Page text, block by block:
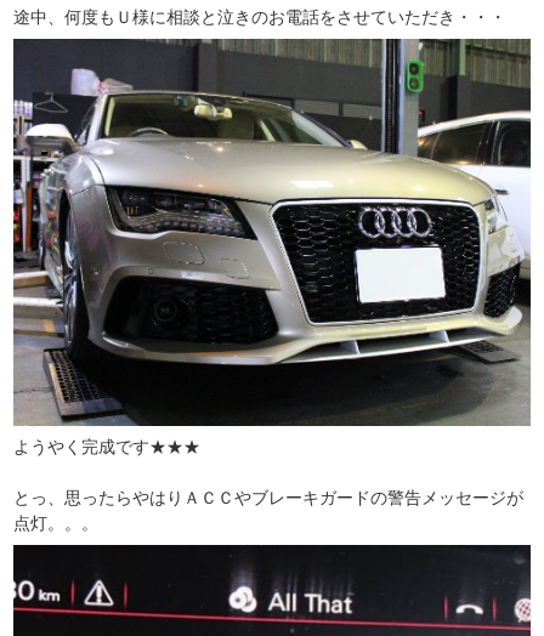
途中、何度もＵ様に相談と泣きのお電話をさせていただき・・・
ようやく完成です★★★
とっ、思ったらやはりＡＣＣやブレーキガードの警告メッセージが
点灯。。。